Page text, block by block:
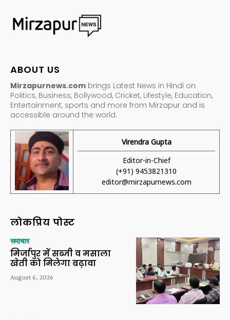
ABOUT US
Mirzapurnews.com brings Latest News in Hindi on
Politics, Business, Bollywood, Cricket, Lifestyle, Education,
Entertainment, sports and more from Mirzapur and is
accessible around the world.
Virendra Gupta
Editor-in-Chief
(+91) 9453821310
editor@mirzapurnews.com
लोकप्रिय पोस्ट
समाचार
मिर्जापुर में सब्जी व मसाला
खेती को मिलेगा बढ़ावा
August 6, 2026